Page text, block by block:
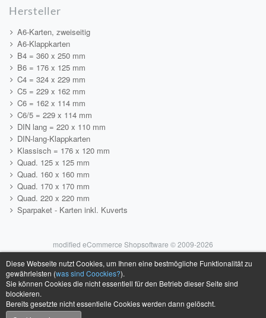
Diese Webseite nutzt Cookies, um Ihnen eine bestmögliche Funktionalität zu
gewährleisten (was sind Coockies?).
Sie können Cookies die nicht essentiell für den Betrieb dieser Seite sind
blockieren.
Bereits gesetzte nicht essentielle Cookies werden dann gelöscht.
Hersteller
A6-Karten, zweiseitig
A6-Klappkarten
B4 = 360 x 250 mm
B6 = 176 x 125 mm
C4 = 324 x 229 mm
C5 = 229 x 162 mm
C6 = 162 x 114 mm
C6/5 = 229 x 114 mm
DIN lang = 220 x 110 mm
DIN-lang-Klappkarten
Klassisch = 176 x 120 mm
Quad. 125 x 125 mm
Quad. 160 x 160 mm
Quad. 170 x 170 mm
Quad. 220 x 220 mm
Sparpaket - Karten inkl. Kuverts
modified eCommerce Shopsoftware © 2009-2026